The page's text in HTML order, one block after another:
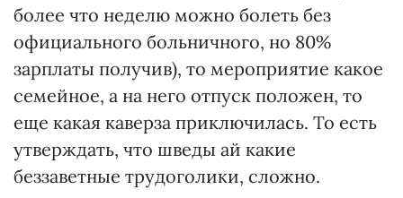
более что неделю можно болеть без
официального больничного, но 80%
зарплаты получив), то мероприятие какое
семейное, а на него отпуск положен, то
еще какая каверза приключилась. То есть
утверждать, что шведы ай какие
беззаветные трудоголики, сложно.